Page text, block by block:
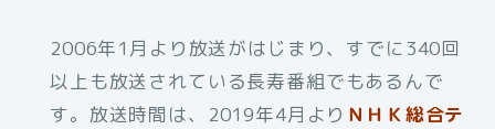
2006年1月より放送がはじまり、すでに340回
以上も放送されている長寿番組でもあるんで
す。放送時間は、2019年4月より ＮＨＫ総合テ